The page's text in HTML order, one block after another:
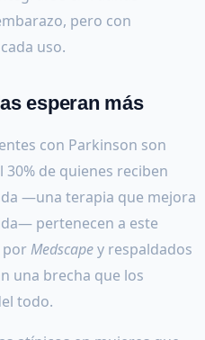
pero con
uso.
esperan más
con Parkinson son
de quienes reciben
—una terapia que mejora
pertenecen a este
porMedscapey respaldados
una brecha que los
todo.